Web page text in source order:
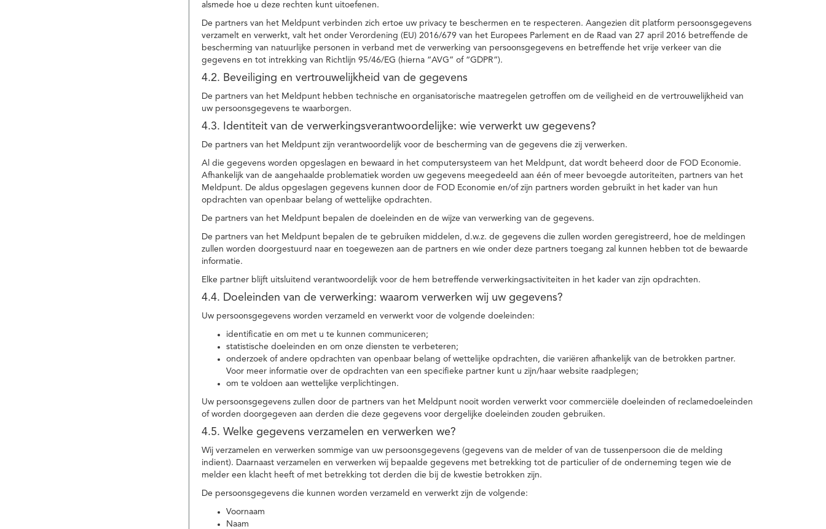
alsmede hoe u deze rechten kunt uitoefenen.
De partners van het Meldpunt verbinden zich ertoe uw privacy te beschermen en te respecteren. Aangezien dit platform persoonsgegevens
verzamelt en verwerkt, valt het onder Verordening (EU) 2016/679 van het Europees Parlement en de Raad van 27 april 2016 betreffende de
bescherming van natuurlijke personen in verband met de verwerking van persoonsgegevens en betreffende het vrije verkeer van die
gegevens en tot intrekking van Richtlijn 95/46/EG (hierna “AVG” of “GDPR”).
4.2. Beveiliging en vertrouwelijkheid van de gegevens
De partners van het Meldpunt hebben technische en organisatorische maatregelen getroffen om de veiligheid en de vertrouwelijkheid van
uw persoonsgegevens te waarborgen.
4.3. Identiteit van de verwerkingsverantwoordelijke: wie verwerkt uw gegevens?
De partners van het Meldpunt zijn verantwoordelijk voor de bescherming van de gegevens die zij verwerken.
Al die gegevens worden opgeslagen en bewaard in het computersysteem van het Meldpunt, dat wordt beheerd door de FOD Economie.
Afhankelijk van de aangehaalde problematiek worden uw gegevens meegedeeld aan één of meer bevoegde autoriteiten, partners van het
Meldpunt. De aldus opgeslagen gegevens kunnen door de FOD Economie en/of zijn partners worden gebruikt in het kader van hun
opdrachten van openbaar belang of wettelijke opdrachten.
De partners van het Meldpunt bepalen de doeleinden en de wijze van verwerking van de gegevens.
De partners van het Meldpunt bepalen de te gebruiken middelen, d.w.z. de gegevens die zullen worden geregistreerd, hoe de meldingen
zullen worden doorgestuurd naar en toegewezen aan de partners en wie onder deze partners toegang zal kunnen hebben tot de bewaarde
informatie.
Elke partner blijft uitsluitend verantwoordelijk voor de hem betreffende verwerkingsactiviteiten in het kader van zijn opdrachten.
4.4. Doeleinden van de verwerking: waarom verwerken wij uw gegevens?
Uw persoonsgegevens worden verzameld en verwerkt voor de volgende doeleinden:
identificatie en om met u te kunnen communiceren;
statistische doeleinden en om onze diensten te verbeteren;
onderzoek of andere opdrachten van openbaar belang of wettelijke opdrachten, die variëren afhankelijk van de betrokken partner.
Voor meer informatie over de opdrachten van een specifieke partner kunt u zijn/haar website raadplegen;
om te voldoen aan wettelijke verplichtingen.
Uw persoonsgegevens zullen door de partners van het Meldpunt nooit worden verwerkt voor commerciële doeleinden of reclamedoeleinden
of worden doorgegeven aan derden die deze gegevens voor dergelijke doeleinden zouden gebruiken.
4.5. Welke gegevens verzamelen en verwerken we?
Wij verzamelen en verwerken sommige van uw persoonsgegevens (gegevens van de melder of van de tussenpersoon die de melding
indient). Daarnaast verzamelen en verwerken wij bepaalde gegevens met betrekking tot de particulier of de onderneming tegen wie de
melder een klacht heeft of met betrekking tot derden die bij de kwestie betrokken zijn.
De persoonsgegevens die kunnen worden verzameld en verwerkt zijn de volgende:
Voornaam
Naam